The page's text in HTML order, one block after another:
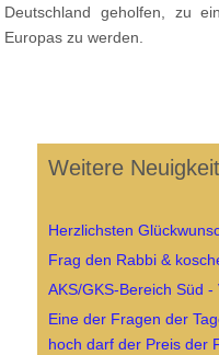
Deutschland geholfen, zu
Europas zu werden.
Weitere
Herzlichsten
Frag den Rabbi &
AKS/GKS-Bereich Süd
Eine der Fragen der
hoch darf der Preis der